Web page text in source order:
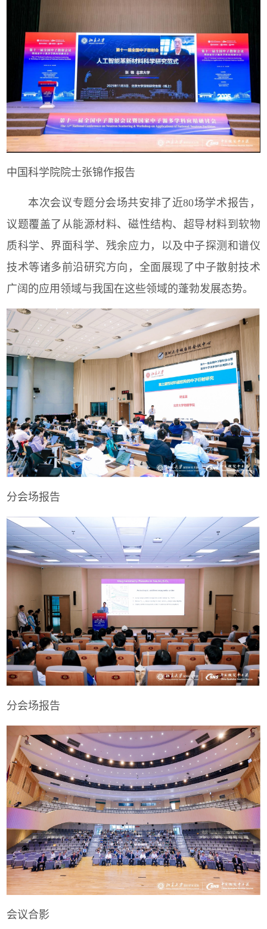
中国科学院院士张锦作报告
本次会议专题分会场共安排了近80场学术报告，
议题覆盖了从能源材料、磁性结构、超导材料到软物
质科学、界面科学、残余应力，以及中子探测和谱仪
技术等诸多前沿研究方向，全面展现了中子散射技术
广阔的应用领域与我国在这些领域的蓬勃发展态势。
分会场报告
分会场报告
会议合影